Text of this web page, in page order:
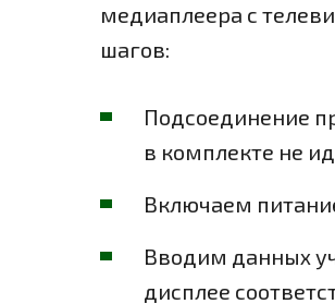
медиаплеера с
шагов:
Подсоединение
в комплекте не
Включаем
Вводим данных
дисплее